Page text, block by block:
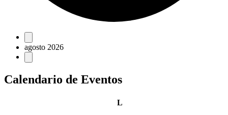
Eventos
agosto 2026
Calendario de Eventos
Llunes